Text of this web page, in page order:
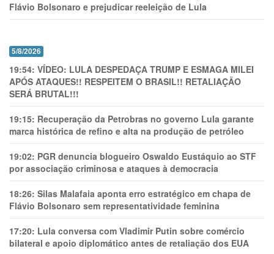
Flávio Bolsonaro e prejudicar reeleição de Lula
5/8/2026
19:54: VÍDEO: LULA DESPEDAÇA TRUMP E ESMAGA MILEI
APÓS ATAQUES!! RESPEITEM O BRASIL!! RETALIAÇÃO
SERÁ BRUTAL!!!
19:15: Recuperação da Petrobras no governo Lula garante
marca histórica de refino e alta na produção de petróleo
19:02: PGR denuncia blogueiro Oswaldo Eustáquio ao STF
por associação criminosa e ataques à democracia
18:26: Silas Malafaia aponta erro estratégico em chapa de
Flávio Bolsonaro sem representatividade feminina
17:20: Lula conversa com Vladimir Putin sobre comércio
bilateral e apoio diplomático antes de retaliação dos EUA